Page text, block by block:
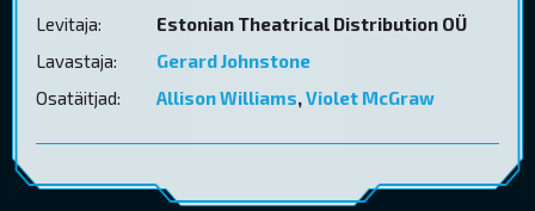
Levitaja:
Estonian Theatrical Distribution OÜ
Lavastaja:
Gerard Johnstone
Osatäitjad:
Allison Williams,Violet McGraw